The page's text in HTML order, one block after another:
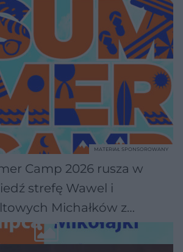
Camp 2026 rusza w
strefę Wawel i
Michałków z
MATERIAŁ SPONSOROWANY